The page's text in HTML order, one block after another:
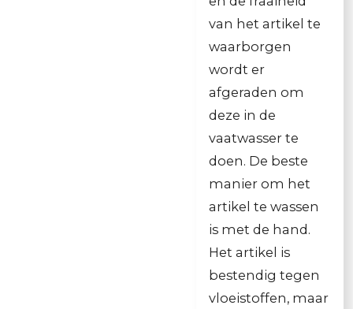
van het artikel te
waarborgen
wordt er
afgeraden om
deze in de
vaatwasser te
doen. De beste
manier om het
artikel te wassen
is met de hand.
Het artikel is
bestendig tegen
vloeistoffen, maar